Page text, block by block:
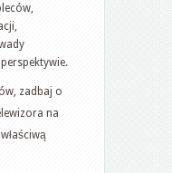
zadbaj o
na